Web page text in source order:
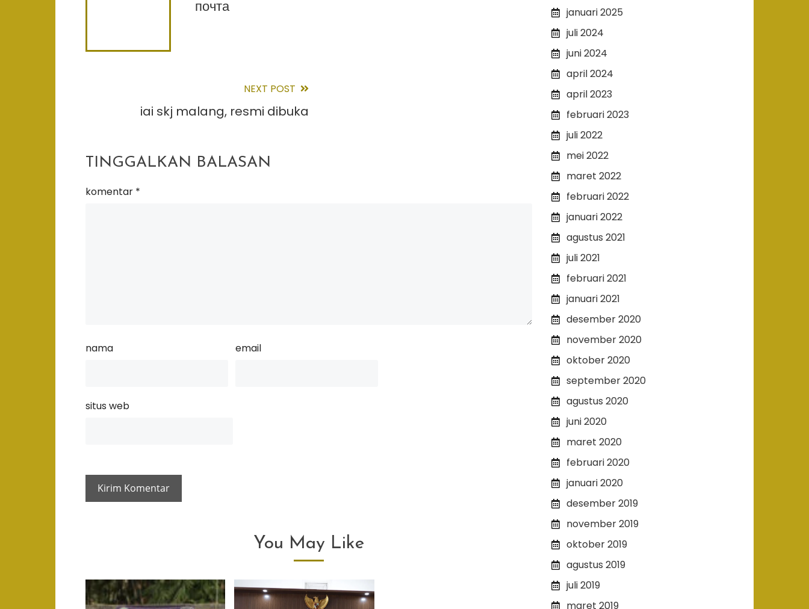
почта
NEXT POST
iai skj malang, resmi dibuka
TINGGALKAN BALASAN
komentar *
nama email
situs web
You May Like
januari 2025
juli 2024
juni 2024
april 2024
april 2023
februari 2023
juli 2022
mei 2022
maret 2022
februari 2022
januari 2022
agustus 2021
juli 2021
februari 2021
januari 2021
desember 2020
november 2020
oktober 2020
september 2020
agustus 2020
juni 2020
maret 2020
februari 2020
januari 2020
desember 2019
november 2019
oktober 2019
agustus 2019
juli 2019
maret 2019